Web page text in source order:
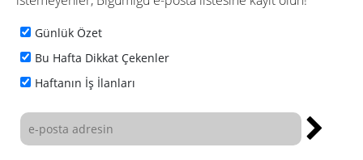
Günlük Özet
Bu Hafta Dikkat Çekenler
Haftanın İş İlanları